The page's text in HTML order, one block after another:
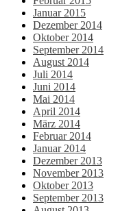
Januar 2015
Dezember 2014
Oktober 2014
September 2014
August 2014
Juli 2014
Juni 2014
Mai 2014
April 2014
März 2014
Februar 2014
Januar 2014
Dezember 2013
November 2013
Oktober 2013
September 2013